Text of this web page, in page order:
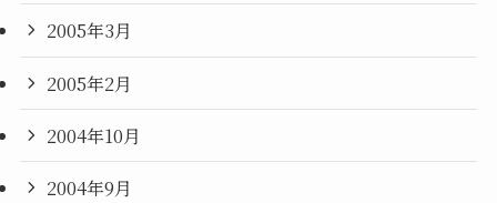
2005年3月
2005年2月
2004年10月
2004年9月